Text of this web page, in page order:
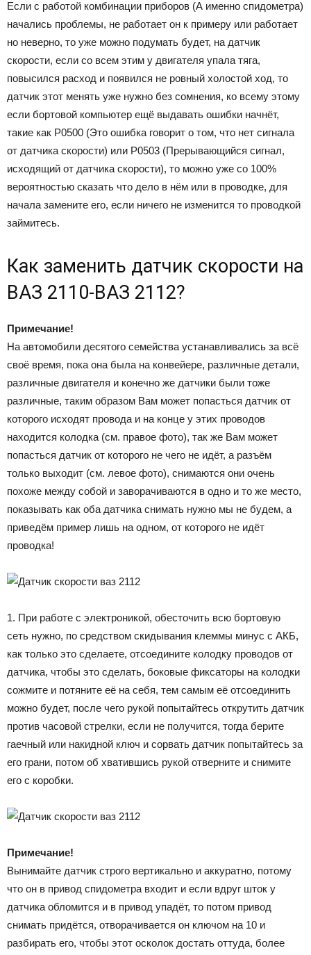
Если с работой комбинации приборов (А именно спидометра)
начались проблемы, не работает он к примеру или работает
но неверно, то уже можно подумать будет, на датчик
скорости, если со всем этим у двигателя упала тяга,
повысился расход и появился не ровный холостой ход, то
датчик этот менять уже нужно без сомнения, ко всему этому
если бортовой компьютер ещё выдавать ошибки начнёт,
такие как Р0500 (Это ошибка говорит о том, что нет сигнала
от датчика скорости) или Р0503 (Прерывающийся сигнал,
исходящий от датчика скорости), то можно уже со 100%
вероятностью сказать что дело в нём или в проводке, для
начала замените его, если ничего не изменится то проводкой
займитесь.
Как заменить датчик скорости на
ВАЗ 2110-ВАЗ 2112?
Примечание!
На автомобили десятого семейства устанавливались за всё
своё время, пока она была на конвейере, различные детали,
различные двигателя и конечно же датчики были тоже
различные, таким образом Вам может попасться датчик от
которого исходят провода и на конце у этих проводов
находится колодка (см. правое фото), так же Вам может
попасться датчик от которого не чего не идёт, а разъём
только выходит (см. левое фото), снимаются они очень
похоже между собой и заворачиваются в одно и то же место,
показывать как оба датчика снимать нужно мы не будем, а
приведём пример лишь на одном, от которого не идёт
проводка!
1. При работе с электроникой, обесточить всю бортовую
сеть нужно, по средством скидывания клеммы минус с АКБ,
как только это сделаете, отсоедините колодку проводов от
датчика, чтобы это сделать, боковые фиксаторы на колодки
сожмите и потяните её на себя, тем самым её отсоединить
можно будет, после чего рукой попытайтесь открутить датчик
против часовой стрелки, если не получится, тогда берите
гаечный или накидной ключ и сорвать датчик попытайтесь за
его грани, потом об хватившись рукой отверните и снимите
его с коробки.
Примечание!
Вынимайте датчик строго вертикально и аккуратно, потому
что он в привод спидометра входит и если вдруг шток у
датчика обломится и в привод упадёт, то потом привод
снимать придётся, отворачивается он ключом на 10 и
разбирать его, чтобы этот осколок достать оттуда, более